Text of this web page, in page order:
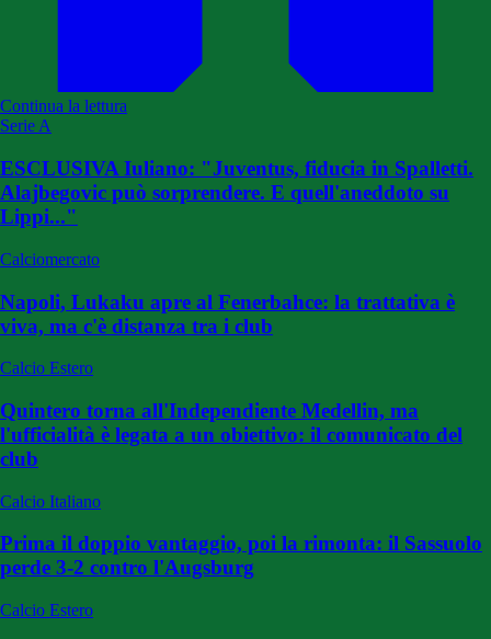
Continua la lettura
Serie A
ESCLUSIVA Iuliano: "Juventus, fiducia in Spalletti.
Alajbegovic può sorprendere. E quell'aneddoto su
Lippi..."
Calciomercato
Napoli, Lukaku apre al Fenerbahce: la trattativa è
viva, ma c'è distanza tra i club
Calcio Estero
Quintero torna all'Independiente Medellin, ma
l'ufficialità è legata a un obiettivo: il comunicato del
club
Calcio Italiano
Prima il doppio vantaggio, poi la rimonta: il Sassuolo
perde 3-2 contro l'Augsburg
Calcio Estero